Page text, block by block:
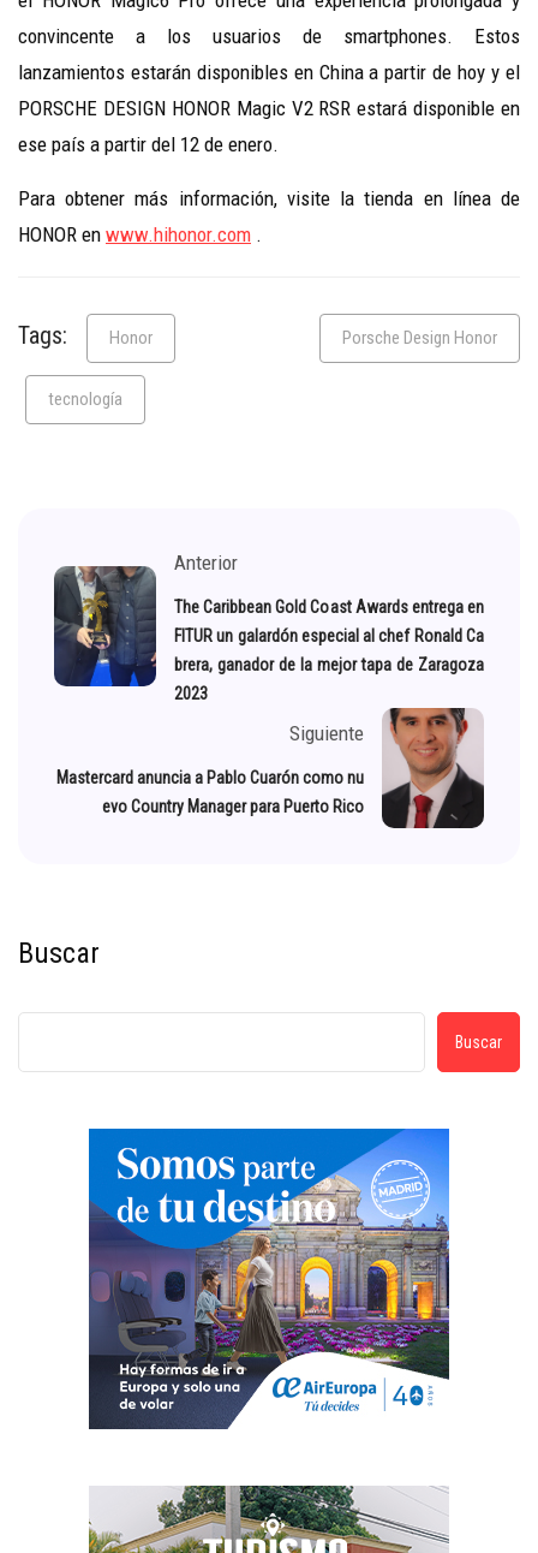
convincente a los usuarios de smartphones. Estos
lanzamientos estarán disponibles en China a partir de hoy y el
PORSCHE DESIGN HONOR Magic V2 RSR estará disponible en
ese país a partir del 12 de enero.
Para obtener más información, visite la tienda en línea de
HONOR en www.hihonor.com .
Tags: Honor Porsche Design Honor
tecnología
Anterior
The Caribbean Gold Coast Awards entrega en
FITUR un galardón especial al chef Ronald Ca
brera, ganador de la mejor tapa de Zaragoza
2023
Siguiente
Mastercard anuncia a Pablo Cuarón como nu
evo Country Manager para Puerto Rico
Buscar
Buscar